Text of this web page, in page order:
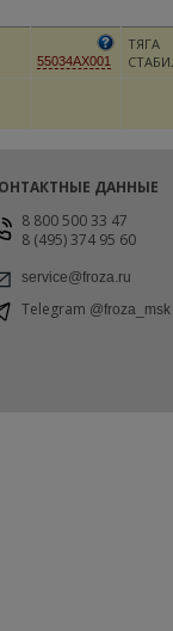
55034AX001
ТЯГА
ДАННЫЕ
8 800 500 33 47
8 (495) 374 95 60
service@froza.ru
Telegram @froza_msk